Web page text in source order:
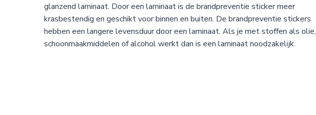
glanzend laminaat. Door een laminaat is de brandpreventie sticker meer
krasbestendig en geschikt voor binnen en buiten. De brandpreventie stickers
hebben een langere levensduur door een laminaat. Als je met stoffen als olie,
schoonmaakmiddelen of alcohol werkt dan is een laminaat noodzakelijk.